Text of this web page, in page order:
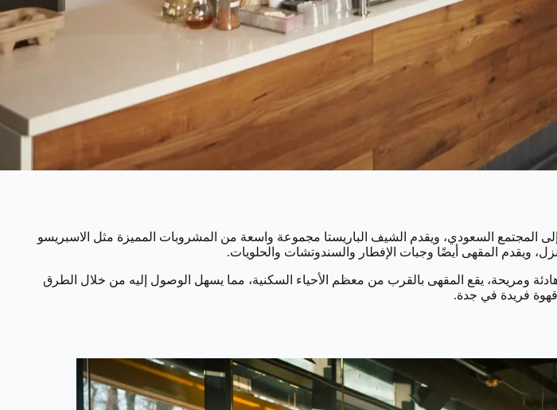
السعودي، ويقدم الشيف الباريستا مجموعة واسعة من المشروبات المميزة مثل الاسبريسو
ويقدم المقهى أيضًا وجبات الإفطار والسندوتشات والحلويات.
ومريحة، يقع المقهى بالقرب من معظم الأحياء السكنية، مما يسهل الوصول إليه من خلال الطرق
قهوة فريدة في جدة.